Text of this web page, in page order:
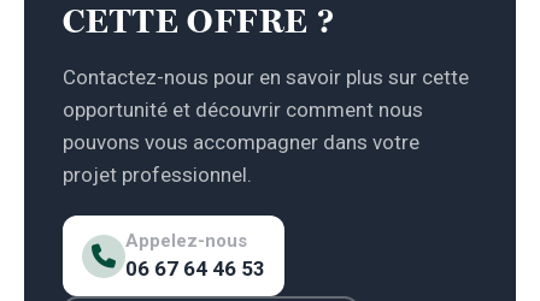
CETTE OFFRE ?
Contactez-nous pour en savoir plus sur cette
opportunité et découvrir comment nous
pouvons vous accompagner dans votre
projet professionnel.
Appelez-nous
06 67 64 46 53